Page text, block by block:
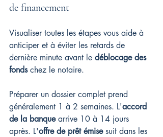
de financement
Visualiser toutes les étapes vous aide à
anticiper et à éviter les retards de
dernière minute avant le déblocage des
fonds chez le notaire.
Préparer un dossier complet prend
généralement 1 à 2 semaines. L'accord
de la banque arrive 10 à 14 jours
après. L'offre de prêt émise suit dans les